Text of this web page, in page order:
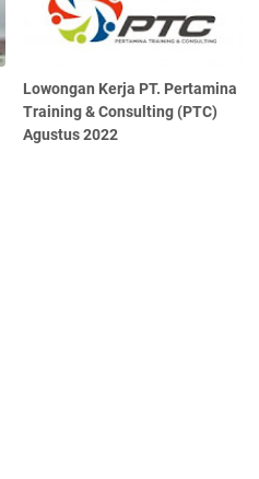
Lowongan Kerja PT. Pertamina
Training & Consulting (PTC)
Agustus 2022